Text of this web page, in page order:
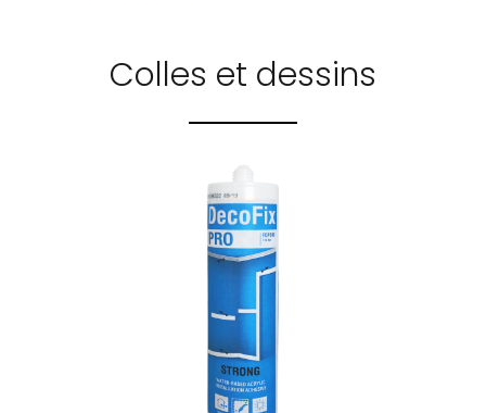
Colles et dessins